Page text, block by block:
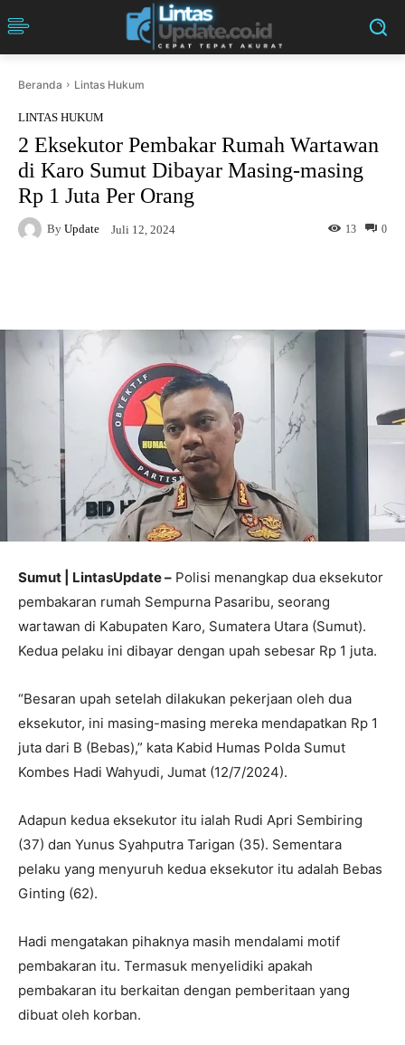
Beranda Lintas Hukum
LINTAS HUKUM
2 Eksekutor Pembakar Rumah Wartawan
di Karo Sumut Dibayar Masing-masing
Rp 1 Juta Per Orang
By Update Juli 12, 2024 0
13
Sumut | LintasUpdate – Polisi menangkap dua eksekutor
pembakaran rumah Sempurna Pasaribu, seorang
wartawan di Kabupaten Karo, Sumatera Utara (Sumut).
Kedua pelaku ini dibayar dengan upah sebesar Rp 1 juta.
“Besaran upah setelah dilakukan pekerjaan oleh dua
eksekutor, ini masing-masing mereka mendapatkan Rp 1
juta dari B (Bebas),” kata Kabid Humas Polda Sumut
Kombes Hadi Wahyudi, Jumat (12/7/2024).
Adapun kedua eksekutor itu ialah Rudi Apri Sembiring
(37) dan Yunus Syahputra Tarigan (35). Sementara
pelaku yang menyuruh kedua eksekutor itu adalah Bebas
Ginting (62).
Hadi mengatakan pihaknya masih mendalami motif
pembakaran itu. Termasuk menyelidiki apakah
pembakaran itu berkaitan dengan pemberitaan yang
dibuat oleh korban.